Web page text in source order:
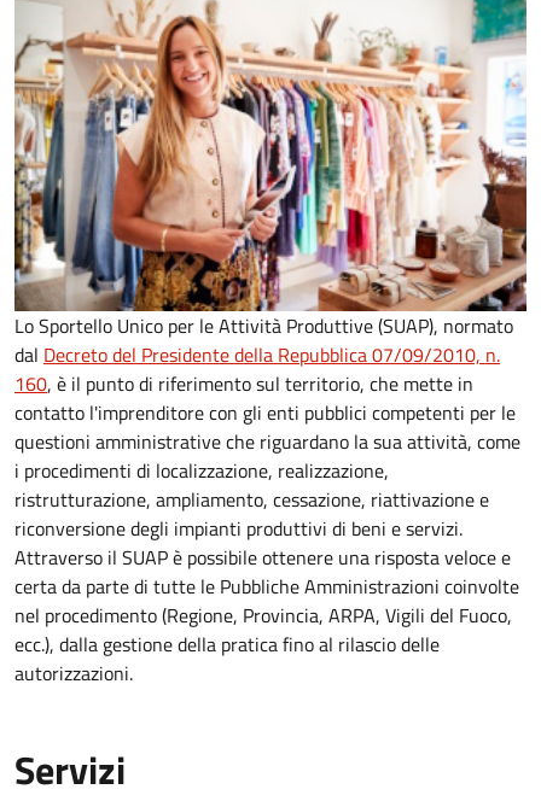
Lo Sportello Unico per le Attività Produttive (SUAP), normato
dal Decreto del Presidente della Repubblica 07/09/2010, n.
160, è il punto di riferimento sul territorio, che mette in
contatto l'imprenditore con gli enti pubblici competenti per le
questioni amministrative che riguardano la sua attività, come
i procedimenti di localizzazione, realizzazione,
ristrutturazione, ampliamento, cessazione, riattivazione e
riconversione degli impianti produttivi di beni e servizi.
Attraverso il SUAP è possibile ottenere una risposta veloce e
certa da parte di tutte le Pubbliche Amministrazioni coinvolte
nel procedimento (Regione, Provincia, ARPA, Vigili del Fuoco,
ecc.), dalla gestione della pratica fino al rilascio delle
autorizzazioni.
Servizi